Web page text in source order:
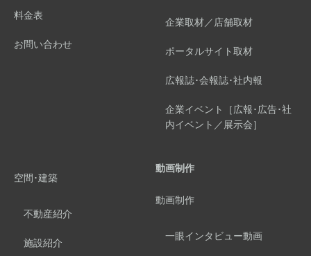
料金表
お問い合わせ
企業取材／店舗取材
ポータルサイト取材
広報誌･会報誌･社内報
企業イベント［広報･広告･社
内イベント／展示会］
空間･建築
不動産紹介
施設紹介
動画制作
動画制作
一眼インタビュー動画